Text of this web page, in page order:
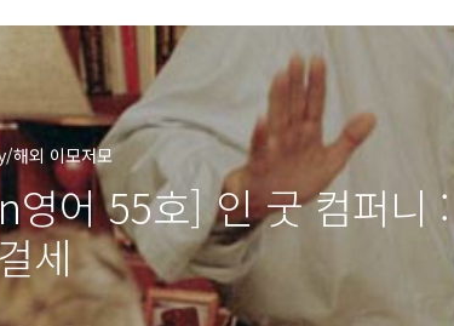
외 이모저모
영어 55호] 인 굿 컴퍼니
세